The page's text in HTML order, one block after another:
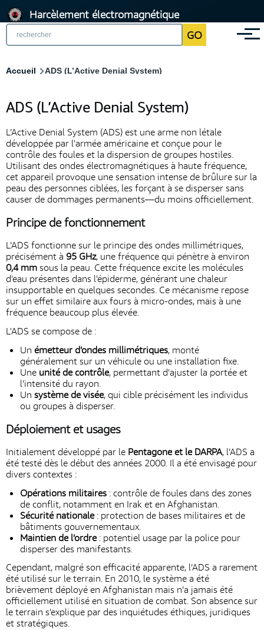
Aller
au
contenu
GO
Harcèlement électromagnétique
Menu
Fil
Accueil ADS (L’Active Denial System)
ADS (L’Active Denial System)
L’Active Denial System (ADS) est une arme non létale
développée par l'armée américaine et conçue pour le
contrôle des foules et la dispersion de groupes hostiles.
Utilisant des ondes électromagnétiques à haute fréquence,
cet appareil provoque une sensation intense de brûlure sur la
peau des personnes ciblées, les forçant à se disperser sans
causer de dommages permanents—du moins officiellement.
Principe de fonctionnement
L’ADS fonctionne sur le principe des ondes millimétriques,
précisément à 95 GHz, une fréquence qui pénètre à environ
0,4 mm sous la peau. Cette fréquence excite les molécules
d'eau présentes dans l'épiderme, générant une chaleur
insupportable en quelques secondes. Ce mécanisme repose
sur un effet similaire aux fours à micro-ondes, mais à une
fréquence beaucoup plus élevée.
L'ADS se compose de :
Un émetteur d’ondes millimétriques, monté
généralement sur un véhicule ou une installation fixe.
Une unité de contrôle, permettant d’ajuster la portée et
l’intensité du rayon.
Un système de visée, qui cible précisément les individus
ou groupes à disperser.
Déploiement et usages
Initialement développé par le Pentagone et le DARPA, l’ADS a
été testé dès le début des années 2000. Il a été envisagé pour
divers contextes :
Opérations militaires : contrôle de foules dans des zones
de conflit, notamment en Irak et en Afghanistan.
Sécurité nationale: protection de bases militaires et de
bâtiments gouvernementaux.
Maintien de l’ordre: potentiel usage par la police pour
disperser des manifestants.
Cependant, malgré son efficacité apparente, l’ADS a rarement
été utilisé sur le terrain. En 2010, le système a été
brièvement déployé en Afghanistan mais n’a jamais été
officiellement utilisé en situation de combat. Son absence sur
le terrain s'explique par des inquiétudes éthiques, juridiques
et stratégiques.